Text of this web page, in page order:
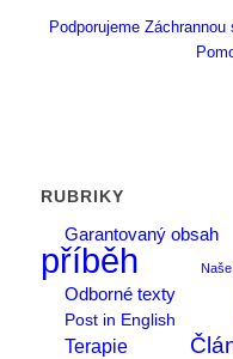
Podporujeme
RUBRIKY
Garantovaný obsah
příběh
Odborné texty
Post in English
Terapie